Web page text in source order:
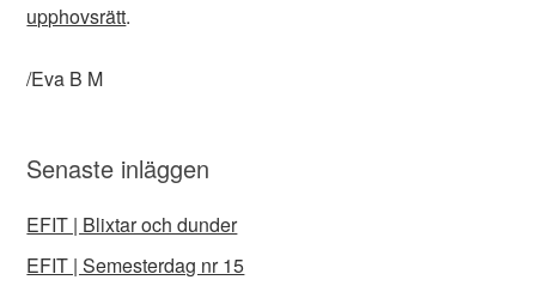
upphovsrätt.
/Eva B M
Senaste inläggen
EFIT | Blixtar och dunder
EFIT | Semesterdag nr 15